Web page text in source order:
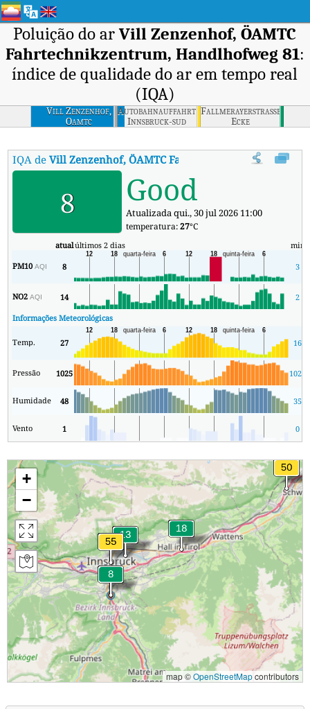
Poluição do arVill Zenzenhof, ÖAMTC
Fahrtechnikzentrum, Handlhofweg 81:
índice de qualidade do ar em tempo real
(IQA)
Vill Zenzenhof,
Oamtc
Fahrtechnikzentrum,
Autobahnauffahrt
Innsbruck-sud
Richtung
Fallmerayerstrasse
Ecke
Maximilianstrasse
IQA deVill Zenzenhof, ÖAMTC Fahrtechnikzentrum,
8 Good
Atualizada qui., 30 jul 2026 11:00
temperatura:27°C
atualúltimos 2 dias min
PM10AQI 8 3
NO2AQI 14
2
Informações Meteorológicas
Temp. 27 16
Pressão 1025 1023
Humidade 48 35
Vento 1 0
+
−
map ©OpenStreetMapcontributors